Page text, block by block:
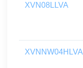
XVN08LLVA
XVNNW04HLVA